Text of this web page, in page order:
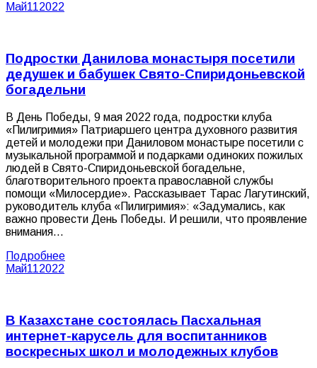
Май112022
Подростки Данилова монастыря посетили
дедушек и бабушек Свято-Спиридоньевской
богадельни
В День Победы, 9 мая 2022 года, подростки клуба
«Пилигримия» Патриаршего центра духовного развития
детей и молодежи при Даниловом монастыре посетили с
музыкальной программой и подарками одиноких пожилых
людей в Свято-Спиридоньевской богадельне,
благотворительного проекта православной службы
помощи «Милосердие». Рассказывает Тарас Лагутинский,
руководитель клуба «Пилигримия»: «Задумались, как
важно провести День Победы. И решили, что проявление
внимания…
Подробнее
Май112022
В Казахстане состоялась Пасхальная
интернет-карусель для воспитанников
воскресных школ и молодежных клубов